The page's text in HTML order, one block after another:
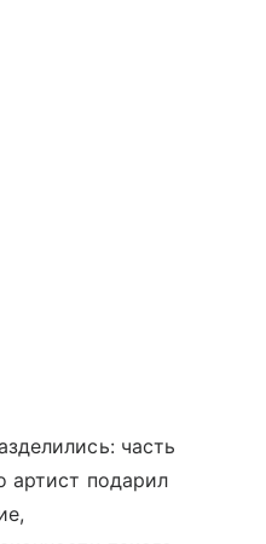
часть
артист подарил